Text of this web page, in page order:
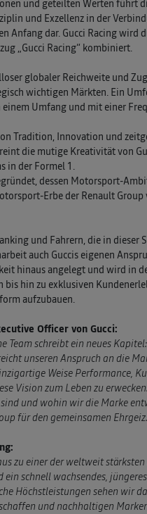
und geteilten Werten führt
und Exzellenz in der
Anfang dar. Gucci Racing wird
„Gucci Racing“ kombiniert.
globaler Reichweite und
wichtigen Märkten. Ein
Umfang und mit einer
Tradition, Innovation und
die mutige Kreativität von
in der Formel 1.
dessen Motorsport-
Erbe der Renault
und Fahrern, die in
auch Guccis eigenen
hinaus angelegt und wird in
hin zu exklusiven
aufzubauen.
Officer von Gucci:
schreibt ein neues
unseren Anspruch an die
Weise Performance,
Vision zum Leben zu
und wohin wir die Marke
für den gemeinsamen
zu einer der weltweit
schnell wachsendes,
Höchstleistungen sehen wir
und nachhaltigen